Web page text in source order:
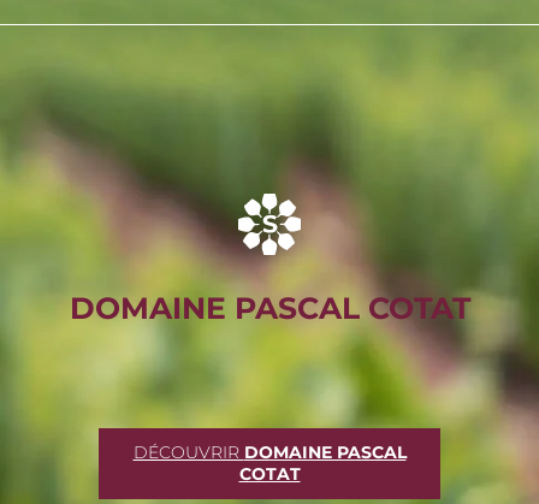
DOMAINE PASCAL COTAT
DÉCOUVRIR DOMAINE PASCAL
COTAT